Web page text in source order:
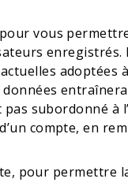
vous permettre
enregistrés.
adoptées
pas subordonné
compte, en
pour permettre